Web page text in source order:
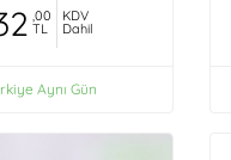
,00
TL
KDV
Dahil
Aynı Gün